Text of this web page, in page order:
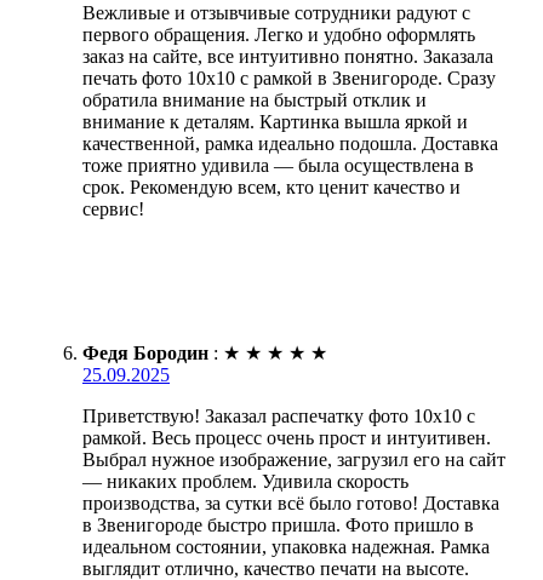
Вежливые и отзывчивые сотрудники радуют с
первого обращения. Легко и удобно оформлять
заказ на сайте, все интуитивно понятно. Заказала
печать фото 10х10 с рамкой в Звенигороде. Сразу
обратила внимание на быстрый отклик и
внимание к деталям. Картинка вышла яркой и
качественной, рамка идеально подошла. Доставка
тоже приятно удивила — была осуществлена в
срок. Рекомендую всем, кто ценит качество и
сервис!
Федя Бородин : ★ ★ ★ ★ ★
25.09.2025
Приветствую! Заказал распечатку фото 10х10 с
рамкой. Весь процесс очень прост и интуитивен.
Выбрал нужное изображение, загрузил его на сайт
— никаких проблем. Удивила скорость
производства, за сутки всё было готово! Доставка
в Звенигороде быстро пришла. Фото пришло в
идеальном состоянии, упаковка надежная. Рамка
выглядит отлично, качество печати на высоте.